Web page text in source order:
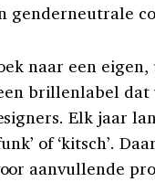
genderneutrale
naar een eigen,
brillenlabel dat
Elk jaar
of ‘kitsch’.
aanvullende